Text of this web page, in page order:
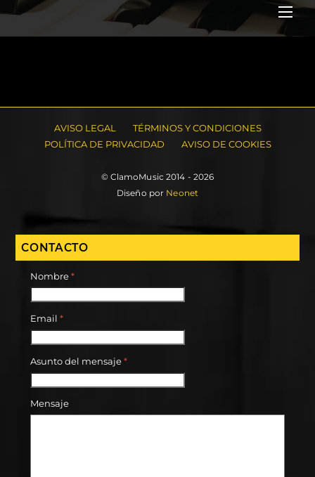
AVISO LEGAL
TÉRMINOS Y CONDICIONES
POLÍTICA DE PRIVACIDAD
AVISO DE COOKIES
© ClamoMusic 2014 - 2026
Diseño por Neonet
CONTACTO
Nombre*
Email *
Asunto del mensaje*
Mensaje